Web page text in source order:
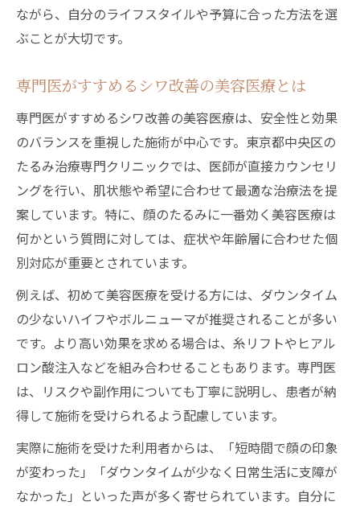
ながら、自分のライフスタイルや予算に合った方法を選
ぶことが大切です。
専門医がすすめるシワ改善の美容医療とは
専門医がすすめるシワ改善の美容医療は、安全性と効果
のバランスを重視した施術が中心です。東京都中央区の
たるみ治療専門クリニックでは、医師が直接カウンセリ
ングを行い、肌状態や希望に合わせて最適な治療法を提
案しています。特に、顔のたるみに一番効く美容医療は
何かという質問に対しては、症状や年齢層に合わせた個
別対応が重要とされています。
例えば、初めて美容医療を受ける方には、ダウンタイム
の少ないハイフやボルニューマが推奨されることが多い
です。より高い効果を求める場合は、糸リフトやヒアル
ロン酸注入などを組み合わせることもあります。専門医
は、リスクや副作用についても丁寧に説明し、患者が納
得して施術を受けられるよう配慮しています。
実際に施術を受けた利用者からは、「短時間で顔の印象
が変わった」「ダウンタイムが少なく日常生活に支障が
なかった」といった声が多く寄せられています。自分に